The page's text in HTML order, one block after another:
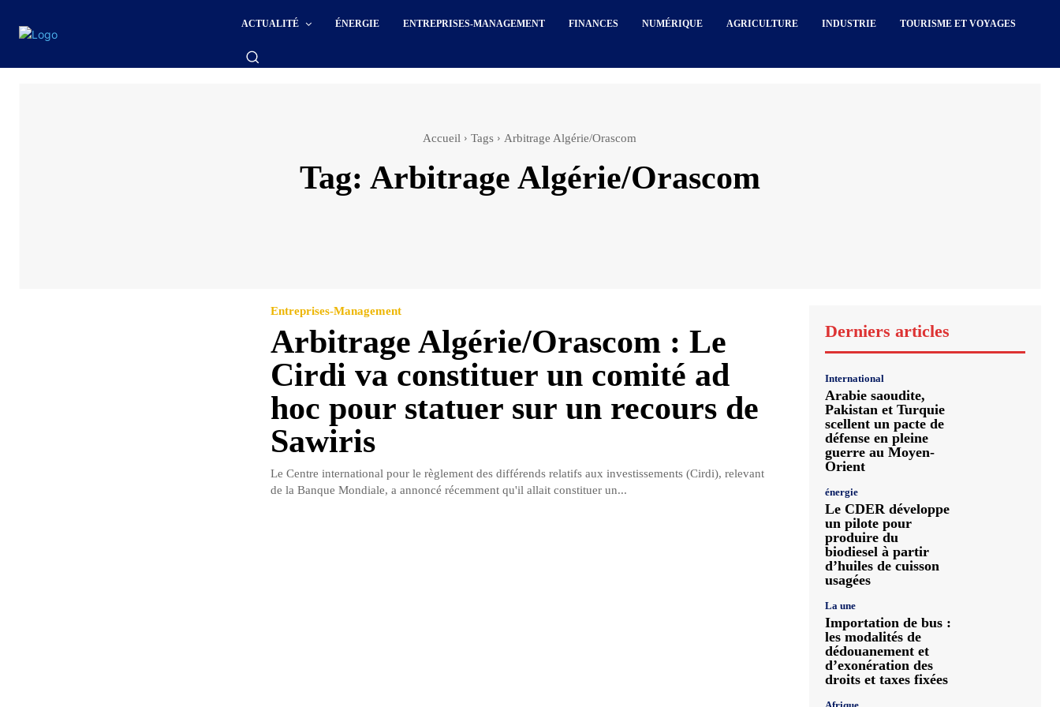
ACTUALITÉ ÉNERGIE ENTREPRISES-MANAGEMENT FINANCES NUMÉRIQUE AGRICULTURE INDUSTRIE TOURISME ET VOYAGES
Accueil Tags Arbitrage Algérie/Orascom
Tag: Arbitrage Algérie/Orascom
Entreprises-Management
Arbitrage Algérie/Orascom : Le
Cirdi va constituer un comité ad
hoc pour statuer sur un recours de
Sawiris
Le Centre international pour le règlement des différends relatifs aux investissements (Cirdi), relevant
de la Banque Mondiale, a annoncé récemment qu'il allait constituer un...
Derniers articles
International
Arabie saoudite,
Pakistan et Turquie
scellent un pacte de
défense en pleine
guerre au Moyen-
Orient
énergie
Le CDER développe
un pilote pour
produire du
biodiesel à partir
d’huiles de cuisson
usagées
La une
Importation de bus :
les modalités de
dédouanement et
d’exonération des
droits et taxes fixées